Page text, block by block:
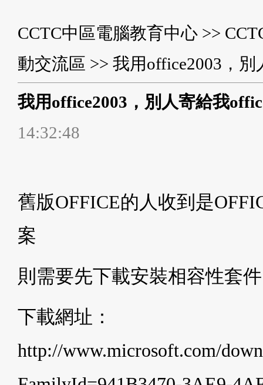
CCTC中區電腦教育中心 >>
動交流區 >> 我用office2003，
我用office2003，別人寄給我
14:32:48
舊版OFFICE的人收到是
案
則需要先下載安裝相容性套件
下載網址：
http://www.microsoft.com/